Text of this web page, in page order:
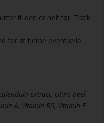
til den er helt tør. Træk
for at fjerne eventuelle
extract, citurs peel
A, Vitamin B5, Vitamin E